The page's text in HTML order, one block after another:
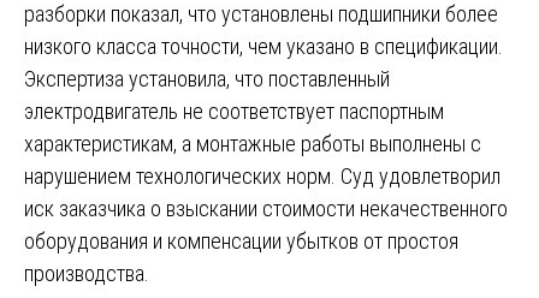
разборки показал, что установлены подшипники более
низкого класса точности, чем указано в спецификации.
Экспертиза установила, что поставленный
электродвигатель не соответствует паспортным
характеристикам, а монтажные работы выполнены с
нарушением технологических норм. Суд удовлетворил
иск заказчика о взыскании стоимости некачественного
оборудования и компенсации убытков от простоя
производства.